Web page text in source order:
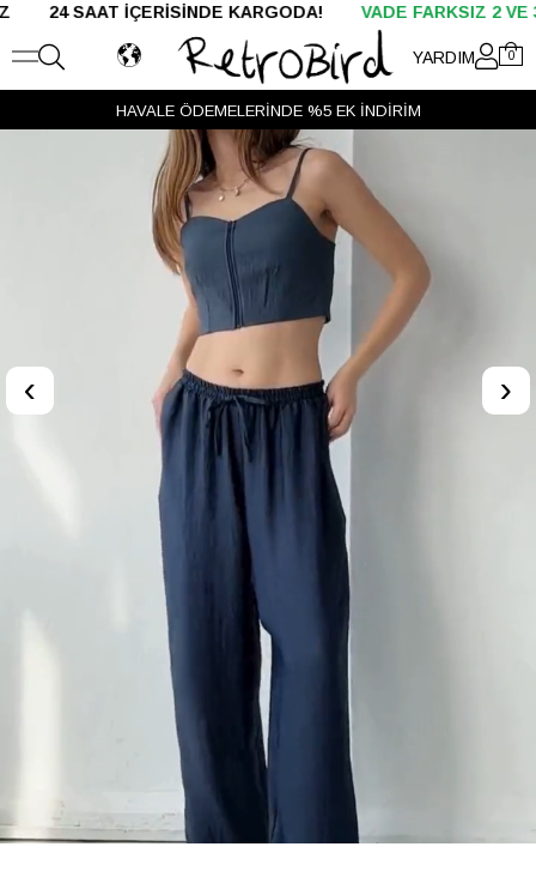
İÇERİSİNDE KARGODA!VADE FARKSIZ 2 VE 3 TAKSİT
YARDIM 0
VADE FARKSIZ 2 VE 3 TAKSİT
HAVALE ÖDEMELERİNDE %5 EK İNDİRİM
‹ ›